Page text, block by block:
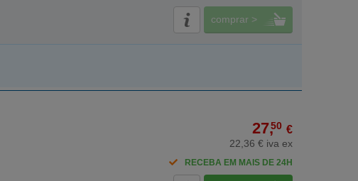
comprar >
27,50 €
22,36 € iva ex
RECEBA EM MAIS DE 24H